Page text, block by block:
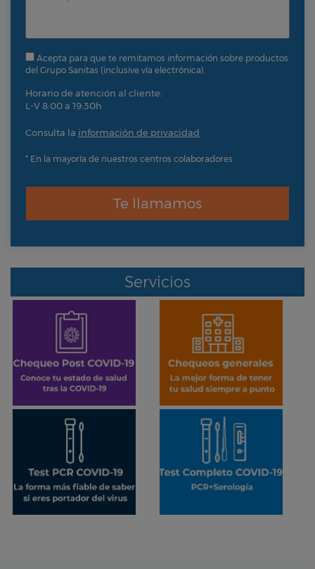
Acepta para que te remitamos información sobre productos
del Grupo Sanitas (inclusive vía electrónica).
Horario de atención al cliente:
L-V 8:00 a 19:30h
Consulta la información de privacidad
* En la mayoría de nuestros centros colaboradores
Te llamamos
Servicios